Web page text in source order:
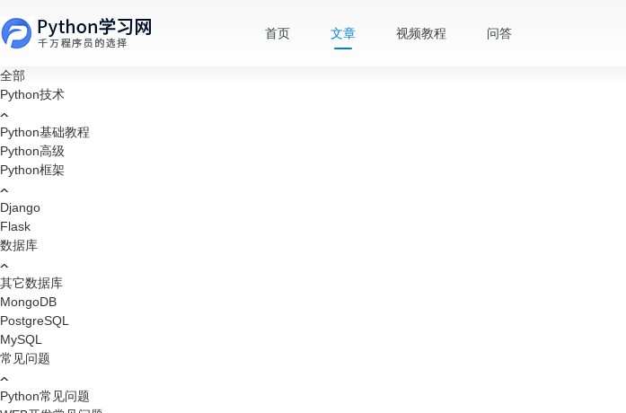
首页 文章 视频教程 问答
全部
Python技术
Python基础教程
Python高级
Python框架
Django
Flask
数据库
其它数据库
MongoDB
PostgreSQL
MySQL
常见问题
Python常见问题